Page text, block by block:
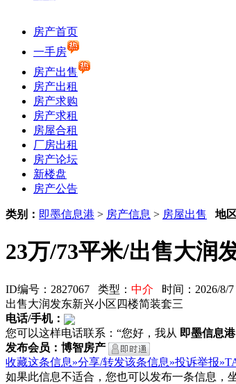
房产首页
一手房
房产出售
房产出租
房产求购
房产求租
房屋合租
厂房出租
房产论坛
新楼盘
房产公告
类别： 即墨信息港 > 房产信息 > 房屋出售 地
23万/73平米/出售大润
ID编号：2827067 类型： 中介 时间：2026/8/
出售大润发东新兴小区四楼简装套三
电话/手机：
您可以这样电话联系：“您好，我从 即墨信息港
发布会员：博智房产
收藏这条信息»分享/转发该条信息»投诉举报»
如果此信息不适合，您也可以发布一条信息，